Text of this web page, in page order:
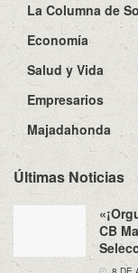
La Columna de
Economía
Salud y Vida
Empresarios
Majadahonda
Últimas Noticias
CB